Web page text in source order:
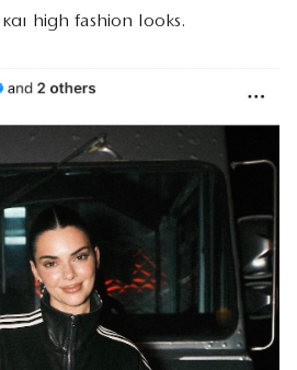
high fashion looks.